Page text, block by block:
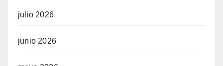
julio 2026
junio 2026